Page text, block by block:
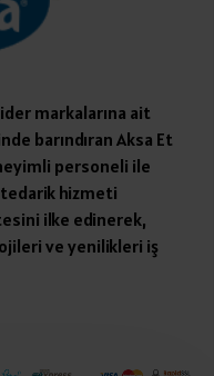
markalarına ait
barındıran Aksa Et
personeli ile
hizmeti
ilke edinerek,
ve yenilikleri iş